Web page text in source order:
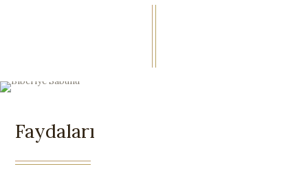
Faydaları